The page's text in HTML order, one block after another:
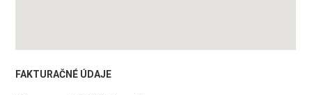
FAKTURAČNÉ ÚDAJE